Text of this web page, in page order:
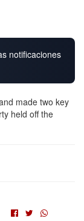
notificaciones
made two key
held off the